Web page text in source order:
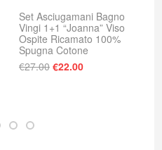
Set Asciugamani Bagno
Vingi 1+1 “Joanna” Viso
Ospite Ricamato 100%
Spugna Cotone
€27.00 Il prezzo originale
€22.00Il prezzo